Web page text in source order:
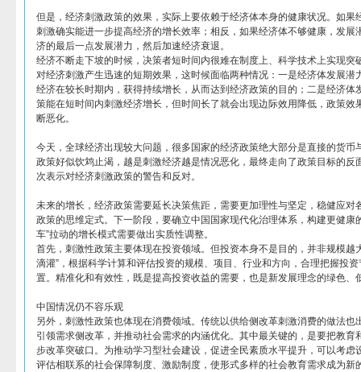
但是，经济刺激政策的效果，实际上要依赖于经济体本身的健康状况。如果
刺激确实能进一步提高经济的增长效率；相反，如果经济体不够健康，发展
济的最后一点发展潜力，然后加速经济衰退。
经济不断走下坡的时候，决策者短时间内很难在制度上、科学技术上实现突
对经济刺激产生迅速的短期效果，这时候面临两种情况：一是经济体发展潜
经济在较长时期内，获得持续增长，从而达到经济政策的目的；二是经济体
策能在短时间内刺激经济增长，但时间长了就会出现边际效用降低，政策效
断恶化。
今天，全球经济出现较大问题，很多国家的经济政策绝大部分是直接的货币
政策好似饮鸩止渴，越是刺激经济越是情况恶化，最终走向了政策目标的反
次表示对经济刺激政策的警告和反对。
未来的增长，经济政策需要延长决策焦距，需要更加理性与坚定，稳健应对
政策的思维定式。下一阶段，要确立中国国家现代化治理体系，构建更健康
车”拉动的增长模式需要做出实质性调整。
首先，刺激性政策主要体现在投资领域。但投资本身不是目的，并非规模越
滴灌”，根据科学计算和评估投资的规模、项目、行业和方向，合理把握投
置。精准化和有效性，既是提高投资收益的需要，也是新发展理念的绿色、
中国情况仍不容乐观
另外，刺激性政策也体现在消费领域。传统以供给侧改革刺激消费的做法也
引领需求侧改革，并推动社会需求的内涵优化。其中最关键的，是要把教育
步改革突破口。为推动学习型社会建设，促进全民素质水平提升，可以考虑
评估相联系的社会保障制度、激励制度，使形式多样的社会教育需求成为新